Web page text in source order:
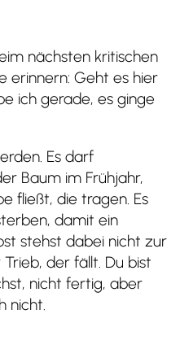
nächsten kritischen
erinnern: Geht es hier
ich gerade, es ginge
Es darf
Baum im Frühjahr,
fließt, die tragen. Es
damit ein
stehst dabei nicht zur
der fällt. Du bist
nicht fertig, aber
nicht.